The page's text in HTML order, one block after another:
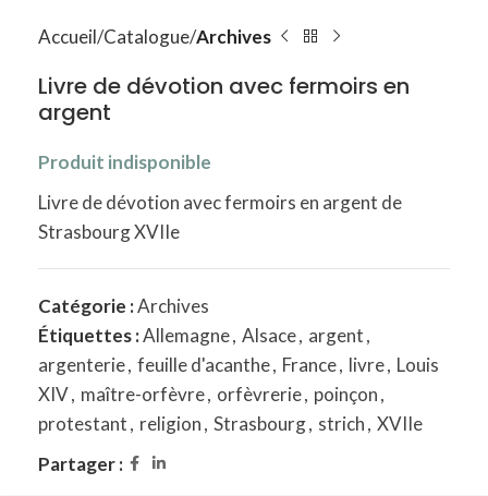
Accueil Catalogue Archives
Livre de dévotion avec fermoirs en
argent
Produit indisponible
Livre de dévotion avec fermoirs en argent de
Strasbourg XVIIe
Catégorie :Archives
Étiquettes :Allemagne, Alsace, argent,
argenterie, feuille d'acanthe, France, livre, Louis
XIV, maître-orfèvre, orfèvrerie, poinçon,
protestant, religion, Strasbourg, strich, XVIIe
Partager :